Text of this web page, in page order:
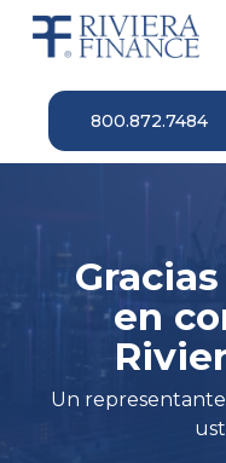
Skip
content
800.872.7484
en
Un